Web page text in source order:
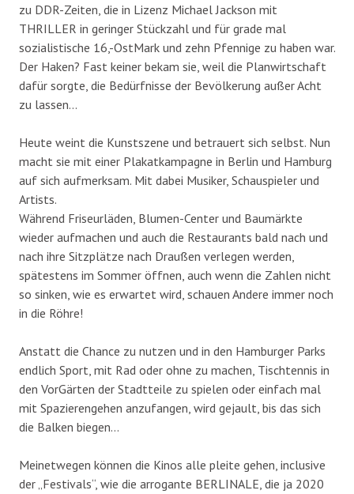
zu DDR-Zeiten, die in Lizenz Michael Jackson mit
THRILLER in geringer Stückzahl und für grade mal
sozialistische 16,-OstMark und zehn Pfennige zu haben war.
Der Haken? Fast keiner bekam sie, weil die Planwirtschaft
dafür sorgte, die Bedürfnisse der Bevölkerung außer Acht
zu lassen…
Heute weint die Kunstszene und betrauert sich selbst. Nun
macht sie mit einer Plakatkampagne in Berlin und Hamburg
auf sich aufmerksam. Mit dabei Musiker, Schauspieler und
Artists.
Während Friseurläden, Blumen-Center und Baumärkte
wieder aufmachen und auch die Restaurants bald nach und
nach ihre Sitzplätze nach Draußen verlegen werden,
spätestens im Sommer öffnen, auch wenn die Zahlen nicht
so sinken, wie es erwartet wird, schauen Andere immer noch
in die Röhre!
Anstatt die Chance zu nutzen und in den Hamburger Parks
endlich Sport, mit Rad oder ohne zu machen, Tischtennis in
den VorGärten der Stadtteile zu spielen oder einfach mal
mit Spazierengehen anzufangen, wird gejault, bis das sich
die Balken biegen…
Meinetwegen können die Kinos alle pleite gehen, inclusive
der „Festivals“, wie die arrogante BERLINALE, die ja 2020